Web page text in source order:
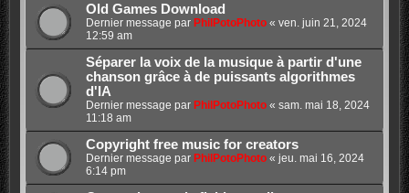
Old Games Download
Dernier message par PhilPotoPhoto« ven. juin 21, 2024
12:59 am
Séparer la voix de la musique à partir d'une
chanson grâce à de puissants algorithmes
d'IA
Dernier message par PhilPotoPhoto« sam. mai 18, 2024
11:18 am
Copyright free music for creators
Dernier message par PhilPotoPhoto« jeu. mai 16, 2024
6:14 pm